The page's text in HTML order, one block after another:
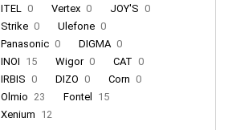
ITEL 0 Vertex 0 JOY'S 0
Strike 0 Ulefone 0
Panasonic 0 DIGMA 0
INOI 15 Wigor 0 CAT 0
IRBIS 0 DIZO 0 Corn 0
Olmio 23 Fontel
15
Xenium 12